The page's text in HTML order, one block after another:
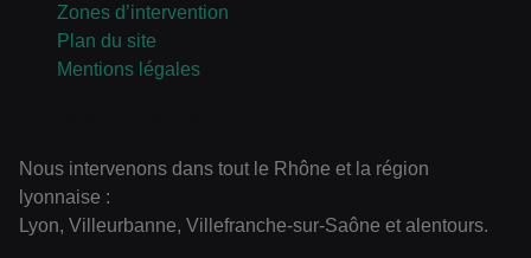
Zones d’intervention
Plan du site
Mentions légales
Nous intervenons dans tout le Rhône et la région
lyonnaise :
Lyon, Villeurbanne, Villefranche-sur-Saône et alentours.